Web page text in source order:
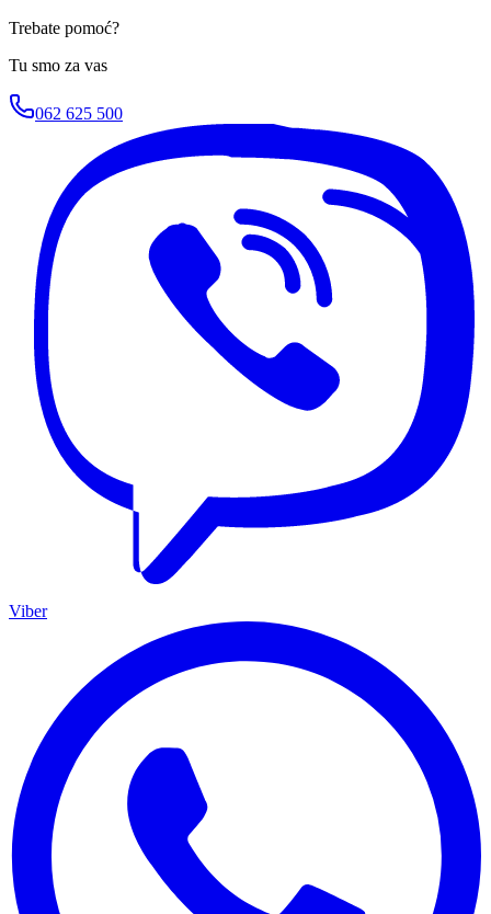
Trebate pomoć?
Tu smo za vas
062 625 500
Viber